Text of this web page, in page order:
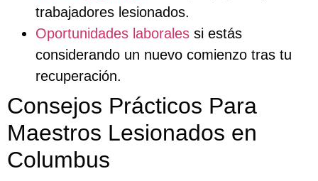
trabajadores lesionados.
Oportunidades laborales si estás
considerando un nuevo comienzo tras tu
recuperación.
Consejos Prácticos Para
Maestros Lesionados en
Columbus